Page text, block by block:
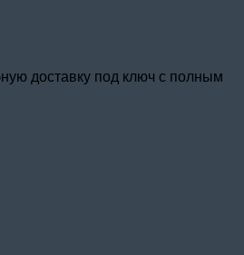
доставку под ключ с полным